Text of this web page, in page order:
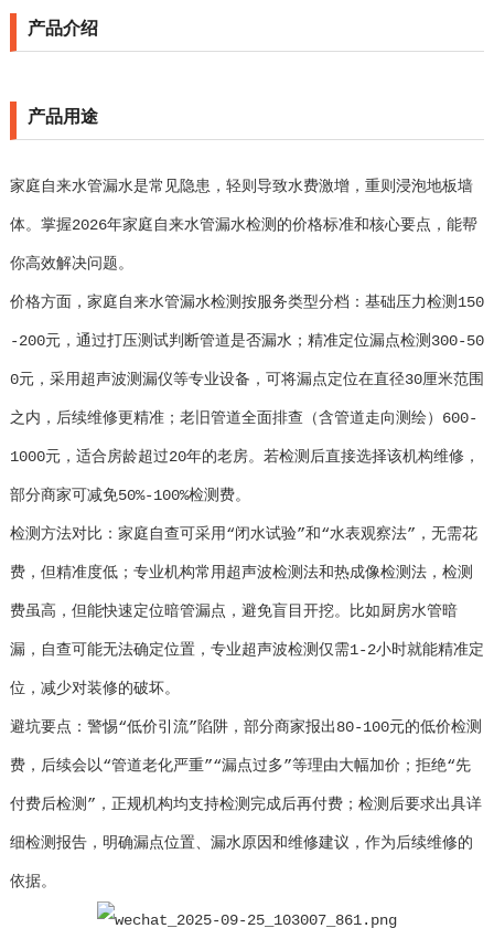
产品介绍
产品用途
家庭自来水管漏水是常见隐患，轻则导致水费激增，重则浸泡地板墙
体。掌握2026年家庭自来水管漏水检测的价格标准和核心要点，能帮
你高效解决问题。
价格方面，家庭自来水管漏水检测按服务类型分档：基础压力检测150
-200元，通过打压测试判断管道是否漏水；精准定位漏点检测300-50
0元，采用超声波测漏仪等专业设备，可将漏点定位在直径30厘米范围
之内，后续维修更精准；老旧管道全面排查（含管道走向测绘）600-
1000元，适合房龄超过20年的老房。若检测后直接选择该机构维修，
部分商家可减免50%-100%检测费。
检测方法对比：家庭自查可采用“闭水试验”和“水表观察法”，无需花
费，但精准度低；专业机构常用超声波检测法和热成像检测法，检测
费虽高，但能快速定位暗管漏点，避免盲目开挖。比如厨房水管暗
漏，自查可能无法确定位置，专业超声波检测仅需1-2小时就能精准定
位，减少对装修的破坏。
避坑要点：警惕“低价引流”陷阱，部分商家报出80-100元的低价检测
费，后续会以“管道老化严重”“漏点过多”等理由大幅加价；拒绝“先
付费后检测”，正规机构均支持检测完成后再付费；检测后要求出具详
细检测报告，明确漏点位置、漏水原因和维修建议，作为后续维修的
依据。